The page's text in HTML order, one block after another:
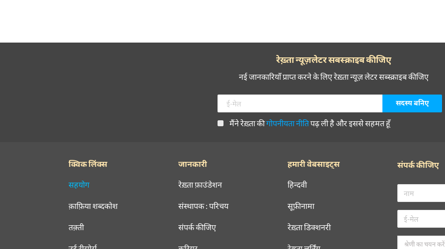
रेख़्ता न्यूज़लेटर सबस्क्राइब कीजिए
नई जानकारियाँ प्राप्त करने के लिए रेख़्ता न्यूज़ लेटर सब्स्क्राइब कीजिए
मैंने रेख़्ता कीगोपनीयता नीतिपढ़ ली है और इससे सहमत हूँ
क्विक लिंक्स
सहयोग
क़ाफ़िया शब्दकोश
तक़्ती
जानकारी
रेख़्ता फ़ाउंडेशन
संस्थापक : परिचय
संपर्क कीजिए
हमारी वेबसाइट्स
हिन्दवी
सूफ़ीनामा
रेख़्ता डिक्शनरी
संपर्क कीजिए